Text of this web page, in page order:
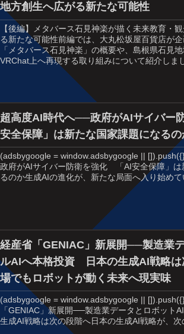
地方創生へ広がる新たな可能性
【後編】メタバース石見神楽が描く未来教育・
る新たな可能性前編では、大丸松坂屋百貨店が
「メタバース石見神楽」の概要や、島根県石見
VRChat上へ再現する取り組みについて紹介しま
超高度AI時代へ──政府がAIサイバー
安全保障」は新たな国家課題になるの
(adsbygoogle = window.adsbygoogle ||
政府がAIサイバー防衛を強化 「AI安全保障」は
るのか生成AIの進化が、新たな局面へ入り始めて
経産省「GENIAC」新展開──製造業
ルAIへ本格投資 日本の生成AI戦略
場でもロボットが動く未来へ現実味
(adsbygoogle = window.adsbygoogle ||
「GENIAC」新展開──製造業データとロボッ
生成AI戦略は次の段階へ日本の生成AI戦略が、次